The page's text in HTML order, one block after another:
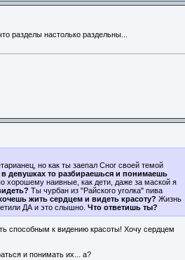
разделы настолько раздельны...
но как ты заепал Сног своей темой
девушках то разбираешься и понимаешь
хорошему наивные, как дети, даже за маской я
Ты чурбан из "Райского уголка" пива
жить сердцем и видеть красоту? Жизнь
ДА и это слышно. Что ответишь ты?
способным к видению красоты! Хочу сердцем
и понимать их... а?